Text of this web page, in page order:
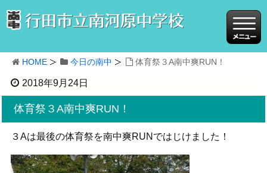
HOME 今日の南中 体育祭３A南中爽RUN！
2018年9月24日
体育祭３A南中爽RUN！
３Aは最後の体育祭を南中爽RUNではじけました！